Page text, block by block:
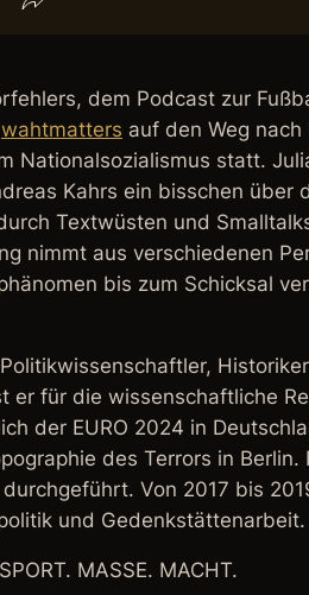
dem Podcast zur
wahtmatters auf den Weg
Nationalsozialismus statt.
Kahrs ein bisschen
Textwüsten und
nimmt aus verschiedenen
bis zum Schicksal
er für die wissenschaftliche
der EURO 2024 in
des Terrors in Berlin.
Von 2017 bis
und Gedenkstättenarbeit.
MASSE. MACHT.